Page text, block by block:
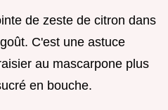
de zeste de citron dans
C'est une astuce
au mascarpone plus
en bouche.